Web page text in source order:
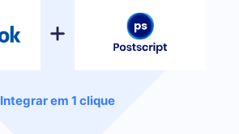
Integrar em 1 clique